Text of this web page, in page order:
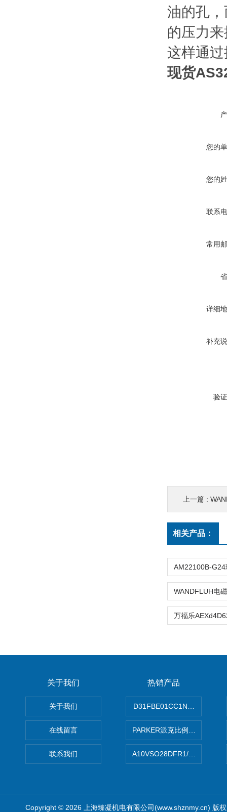
油的孔
的压力
这样通
现货
您的
您的
联系
常用
详细
补充
验
上一篇 :
相关产品：
关于我们
关于我们
在线留言
联系我们
热销产品
PARKER派克比例阀 柱塞泵
A10VSO28DFR1/
Copyright © 2026 上海臻凝机电有限公司(www.shznmy.cn) 版